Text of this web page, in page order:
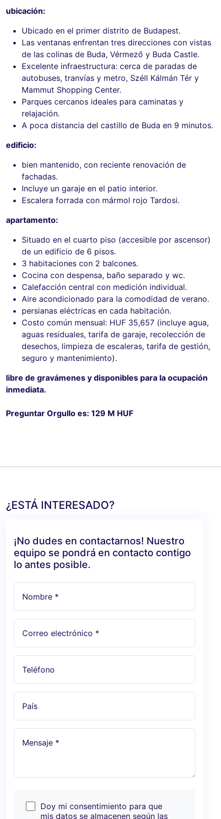
ubicación:
Ubicado en el primer distrito de Budapest.
Las ventanas enfrentan tres direcciones con vistas
de las colinas de Buda, Vérmező y Buda Castle.
Excelente infraestructura: cerca de paradas de
autobuses, tranvías y metro, Széll Kálmán Tér y
Mammut Shopping Center.
Parques cercanos ideales para caminatas y
relajación.
A poca distancia del castillo de Buda en 9 minutos.
edificio:
bien mantenido, con reciente renovación de
fachadas.
Incluye un garaje en el patio interior.
Escalera forrada con mármol rojo Tardosi.
apartamento:
Situado en el cuarto piso (accesible por ascensor)
de un edificio de 6 pisos.
3 habitaciones con 2 balcones.
Cocina con despensa, baño separado y wc.
Calefacción central con medición individual.
Aire acondicionado para la comodidad de verano.
persianas eléctricas en cada habitación.
Costo común mensual: HUF 35,657 (incluye agua,
aguas residuales, tarifa de garaje, recolección de
desechos, limpieza de escaleras, tarifa de gestión,
seguro y mantenimiento).
libre de gravámenes y disponibles para la ocupación
inmediata.
Preguntar Orgullo es: 129 M HUF
¿ESTÁ INTERESADO?
¡No dudes en contactarnos! Nuestro
equipo se pondrá en contacto contigo
lo antes posible.
Nombre *
Correo electrónico *
Teléfono
País
Mensaje *
Doy mi consentimiento para que
mis datos se almacenen según las